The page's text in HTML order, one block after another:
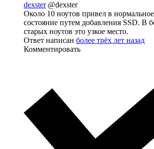
dexster @dexster
Около 10 ноутов привел в
состояние путем добавления SSD. В
старых ноутов это узкое место.
Ответ написан более трёх лет назад
Комментировать